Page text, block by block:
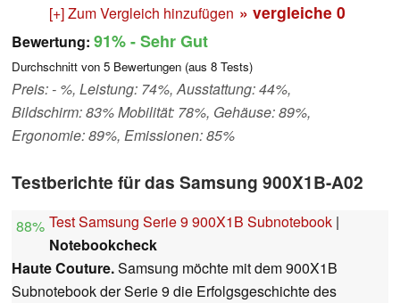
[+] Zum Vergleich hinzufügen » vergleiche 0
Bewertung: 91%- Sehr Gut
Durchschnitt von 5 Bewertungen (aus 8 Tests)
Preis: - %, Leistung: 74%, Ausstattung: 44%,
Bildschirm: 83% Mobilität: 78%, Gehäuse: 89%,
Ergonomie: 89%, Emissionen: 85%
Testberichte für das Samsung 900X1B-A02
88% Test Samsung Serie 9 900X1B Subnotebook |
Notebookcheck
Haute Couture.Samsung möchte mit dem 900X1B
Subnotebook der Serie 9 die Erfolgsgeschichte des